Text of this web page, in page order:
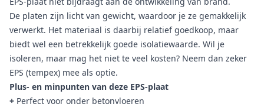
De platen zijn licht van gewicht, waardoor je ze gemakkelijk
verwerkt. Het materiaal is daarbij relatief goedkoop, maar
biedt wel een betrekkelijk goede isolatiewaarde. Wil je
isoleren, maar mag het niet te veel kosten? Neem dan zeker
EPS (tempex) mee als optie.
Plus- en minpunten van deze EPS-plaat
+ Perfect voor onder betonvloeren